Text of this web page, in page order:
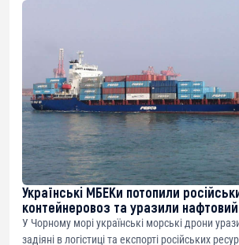
Українські МБЕКи потопили
контейнеровоз та уразили
У Чорному морі українські морські дрони
задіяні в логістиці та експорті російських